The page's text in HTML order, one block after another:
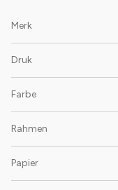
Merk
Druk
Farbe
Rahmen
Papier